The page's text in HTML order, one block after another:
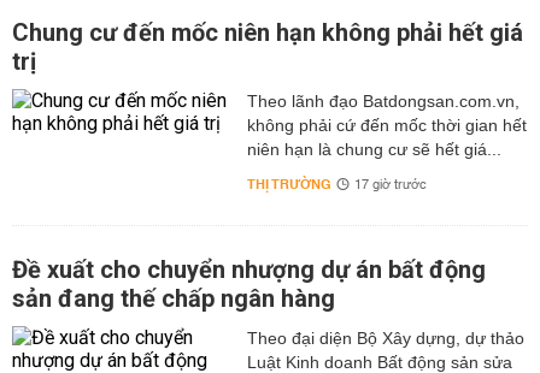
Chung cư đến mốc niên hạn không phải hết giá
trị
Theo lãnh đạo Batdongsan.com.vn,
không phải cứ đến mốc thời gian hết
niên hạn là chung cư sẽ hết giá...
THỊ TRƯỜNG 17 giờ trước
Đề xuất cho chuyển nhượng dự án bất động
sản đang thế chấp ngân hàng
Theo đại diện Bộ Xây dựng, dự thảo
Luật Kinh doanh Bất động sản sửa